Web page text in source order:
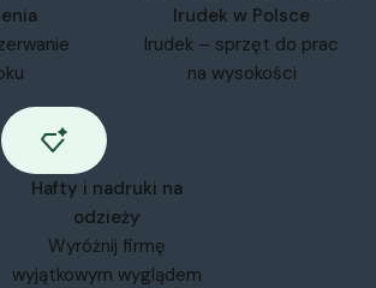
Irudek w Polsce
Irudek – sprzęt do prac
na wysokości
Hafty i nadruki na
odzieży
Wyróżnij firmę
wyjątkowym wyglądem